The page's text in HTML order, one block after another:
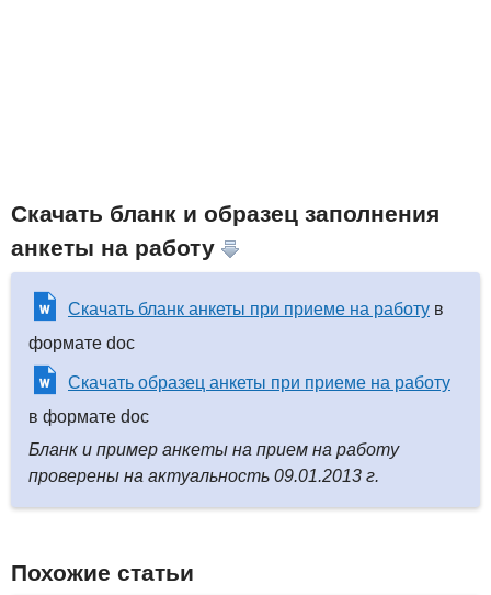
Скачать бланк и образец заполнения
анкеты на работу
Скачать бланк анкеты при приеме на работу в
формате doc
Скачать образец анкеты при приеме на работу
в формате doc
Бланк и пример анкеты на прием на работу
проверены на актуальность 09.01.2013 г.
Похожие статьи